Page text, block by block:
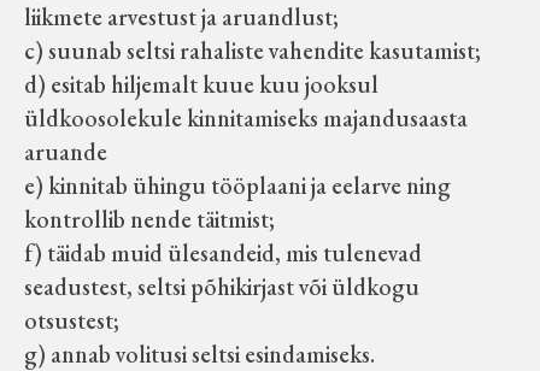
liikmete arvestust ja aruandlust;
c) suunab seltsi rahaliste vahendite kasutamist;
d) esitab hiljemalt kuue kuu jooksul
üldkoosolekule kinnitamiseks majandusaasta
aruande
e) kinnitab ühingu tööplaani ja eelarve ning
kontrollib nende täitmist;
f) täidab muid ülesandeid, mis tulenevad
seadustest, seltsi põhikirjast või üldkogu
otsustest;
g) annab volitusi seltsi esindamiseks.